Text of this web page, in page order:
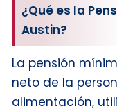
¿Qué es la
Austin?
La pensión
neto de la
alimentación,